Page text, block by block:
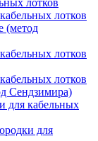
лотков
лотков
(метод
лотков
лотков
Сендзимира)
для кабельных
для